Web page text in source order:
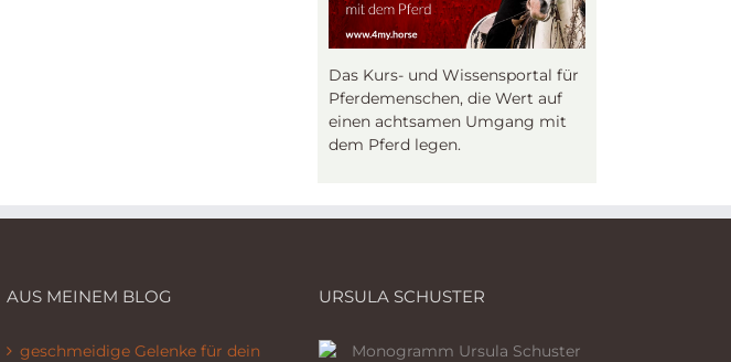
Das Kurs- und Wissensportal für
Pferdemenschen, die Wert auf
einen achtsamen Umgang mit
dem Pferd legen.
AUS MEINEM BLOG
geschmeidige Gelenke für dein
URSULA SCHUSTER